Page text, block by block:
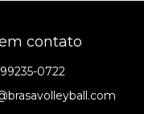
contato
99235-0722